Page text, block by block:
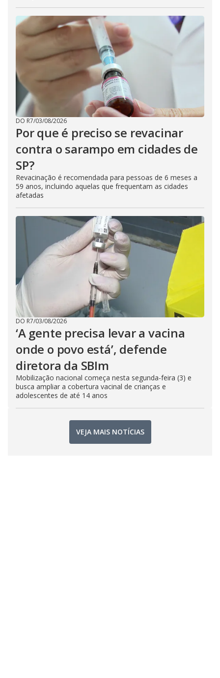
DO R7/03/08/2026
Por que é preciso se revacinar
contra o sarampo em cidades de
SP?
Revacinação é recomendada para pessoas de 6 meses a
59 anos, incluindo aquelas que frequentam as cidades
afetadas
DO R7/03/08/2026
‘A gente precisa levar a vacina
onde o povo está’, defende
diretora da SBIm
Mobilização nacional começa nesta segunda-feira (3) e
busca ampliar a cobertura vacinal de crianças e
adolescentes de até 14 anos
VEJA MAIS NOTÍCIAS